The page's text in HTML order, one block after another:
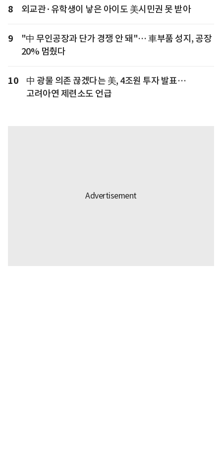
8 외교관·유학생이 낳은 아이도 美시민권 못 받아
9
"中 무인공장과 단가 경쟁 안 돼"… 車부품 성지, 공장
20% 멈췄다
10
中 광물 의존 끊겠다는 美, 4조원 투자 발표…
고려아연 제련소도 언급